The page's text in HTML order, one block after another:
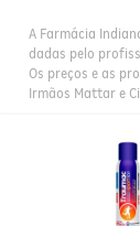
A Farmácia
dadas pelo
Os preços e as
Irmãos Mattar e